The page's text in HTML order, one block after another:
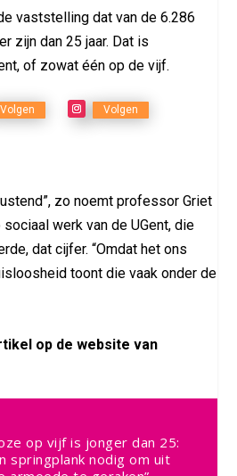
vaststelling dat van de 6.286
zijn dan 25 jaar. Dat is
of zowat één op de vijf.
Volgen Volgen
zo noemt professor Griet
werk van de UGent, die
dat cijfer. “Omdat het ons
toont die vaak onder de
op de website van
op vijf is jonger dan 25:
springplank nodig om uit